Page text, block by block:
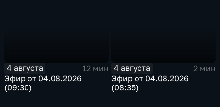
4 августа
12 мин
Эфир от 04.08.2026
(09:30)
4 августа
2 мин
Эфир от 04.08.2026
(08:35)